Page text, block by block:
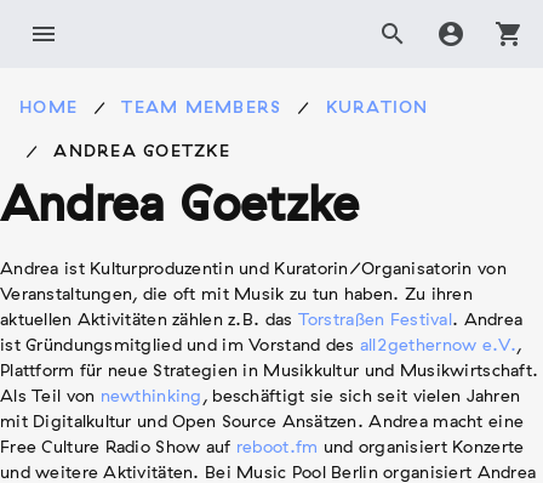
menu search account_circle shopping_cart
HOME TEAM MEMBERS KURATION
ANDREA GOETZKE
Andrea Goetzke
Andrea ist Kulturproduzentin und Kuratorin/Organisatorin von
Veranstaltungen, die oft mit Musik zu tun haben. Zu ihren
aktuellen Aktivitäten zählen z.B. das
Torstraßen Festival . Andrea
ist Gründungsmitglied und im Vorstand des all2gethernow e.V. ,
Plattform für neue Strategien in Musikkultur und Musikwirtschaft.
Als Teil von newthinking , beschäftigt sie sich seit vielen Jahren
mit Digitalkultur und Open Source Ansätzen. Andrea macht eine
Free Culture Radio Show auf reboot.fm und organisiert Konzerte
und weitere Aktivitäten. Bei Music Pool Berlin organisiert Andrea